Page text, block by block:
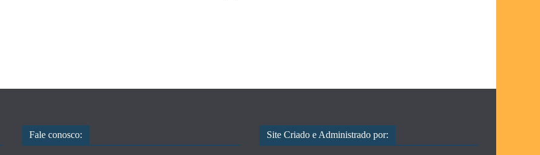
Fale conosco: Site Criado e Administrado por: